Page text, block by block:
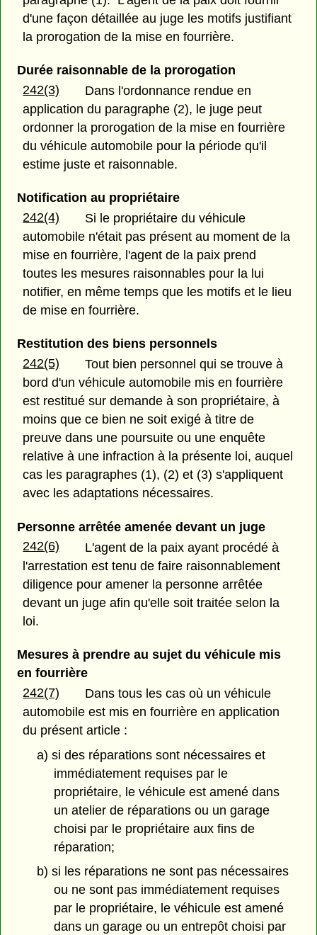
d'une façon détaillée au juge les motifs justifiant
la prorogation de la mise en fourrière.
Durée raisonnable de la prorogation
242(3)
Dans l'ordonnance rendue en
application du paragraphe (2), le juge peut
ordonner la prorogation de la mise en fourrière
du véhicule automobile pour la période qu'il
estime juste et raisonnable.
Notification au propriétaire
242(4)
Si le propriétaire du véhicule
automobile n'était pas présent au moment de la
mise en fourrière, l'agent de la paix prend
toutes les mesures raisonnables pour la lui
notifier, en même temps que les motifs et le lieu
de mise en fourrière.
Restitution des biens personnels
242(5)
Tout bien personnel qui se trouve à
bord d'un véhicule automobile mis en fourrière
est restitué sur demande à son propriétaire, à
moins que ce bien ne soit exigé à titre de
preuve dans une poursuite ou une enquête
relative à une infraction à la présente loi, auquel
cas les paragraphes (1), (2) et (3) s'appliquent
avec les adaptations nécessaires.
Personne arrêtée amenée devant un juge
242(6)
L'agent de la paix ayant procédé à
l'arrestation est tenu de faire raisonnablement
diligence pour amener la personne arrêtée
devant un juge afin qu'elle soit traitée selon la
loi.
Mesures à prendre au sujet du véhicule mis
en fourrière
242(7)
Dans tous les cas où un véhicule
automobile est mis en fourrière en application
du présent article :
a) si des réparations sont nécessaires et
immédiatement requises par le
propriétaire, le véhicule est amené dans
un atelier de réparations ou un garage
choisi par le propriétaire aux fins de
réparation;
b) si les réparations ne sont pas nécessaires
ou ne sont pas immédiatement requises
par le propriétaire, le véhicule est amené
dans un garage ou un entrepôt choisi par